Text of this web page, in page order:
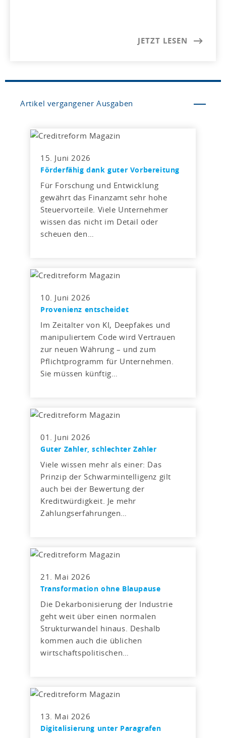
JETZT LESEN
Artikel vergangener Ausgaben
15. Juni 2026
Förderfähig dank guter Vorbereitung
Für Forschung und Entwicklung
gewährt das Finanzamt sehr hohe
Steuervorteile. Viele Unternehmer
wissen das nicht im Detail oder
scheuen den…
10. Juni 2026
Provenienz entscheidet
Im Zeitalter von KI, Deepfakes und
manipuliertem Code wird Vertrauen
zur neuen Währung – und zum
Pflichtprogramm für Unternehmen.
Sie müssen künftig…
01. Juni 2026
Guter Zahler, schlechter Zahler
Viele wissen mehr als einer: Das
Prinzip der Schwarmintelligenz gilt
auch bei der Bewertung der
Kreditwürdigkeit. Je mehr
Zahlungserfahrungen…
21. Mai 2026
Transformation ohne Blaupause
Die Dekarbonisierung der Industrie
geht weit über einen normalen
Strukturwandel hinaus. Deshalb
kommen auch die üblichen
wirtschaftspolitischen…
13. Mai 2026
Digitalisierung unter Paragrafen